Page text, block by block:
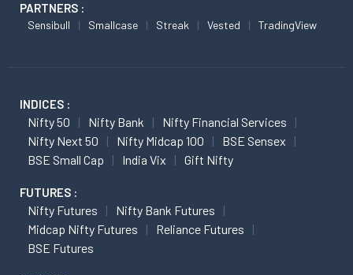
PARTNERS :
Sensibull Smallcase Streak Vested TradingView
INDICES :
Nifty 50 Nifty Bank
Nifty Financial Services
Nifty Next 50
Nifty Midcap 100
BSE Sensex
BSE Small Cap
India Vix Gift Nifty
FUTURES :
Nifty Futures
Nifty Bank Futures
Midcap Nifty Futures
Reliance Futures
BSE Futures